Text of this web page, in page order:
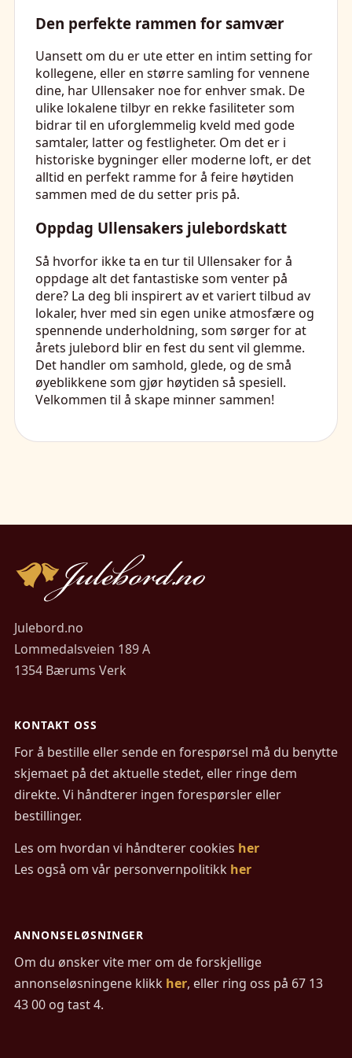
Den perfekte rammen for samvær
Uansett om du er ute etter en intim setting for
kollegene, eller en større samling for vennene
dine, har Ullensaker noe for enhver smak. De
ulike lokalene tilbyr en rekke fasiliteter som
bidrar til en uforglemmelig kveld med gode
samtaler, latter og festligheter. Om det er i
historiske bygninger eller moderne loft, er det
alltid en perfekt ramme for å feire høytiden
sammen med de du setter pris på.
Oppdag Ullensakers julebordskatt
Så hvorfor ikke ta en tur til Ullensaker for å
oppdage alt det fantastiske som venter på
dere? La deg bli inspirert av et variert tilbud av
lokaler, hver med sin egen unike atmosfære og
spennende underholdning, som sørger for at
årets julebord blir en fest du sent vil glemme.
Det handler om samhold, glede, og de små
øyeblikkene som gjør høytiden så spesiell.
Velkommen til å skape minner sammen!
Julebord.no
Lommedalsveien 189 A
1354 Bærums Verk
KONTAKT OSS
For å bestille eller sende en forespørsel må du benytte
skjemaet på det aktuelle stedet, eller ringe dem
direkte. Vi håndterer ingen forespørsler eller
bestillinger.
Les om hvordan vi håndterer cookies her
Les også om vår personvernpolitikk her
ANNONSELØSNINGER
Om du ønsker vite mer om de forskjellige
annonseløsningene klikk her, eller ring oss på 67 13
43 00 og tast 4.